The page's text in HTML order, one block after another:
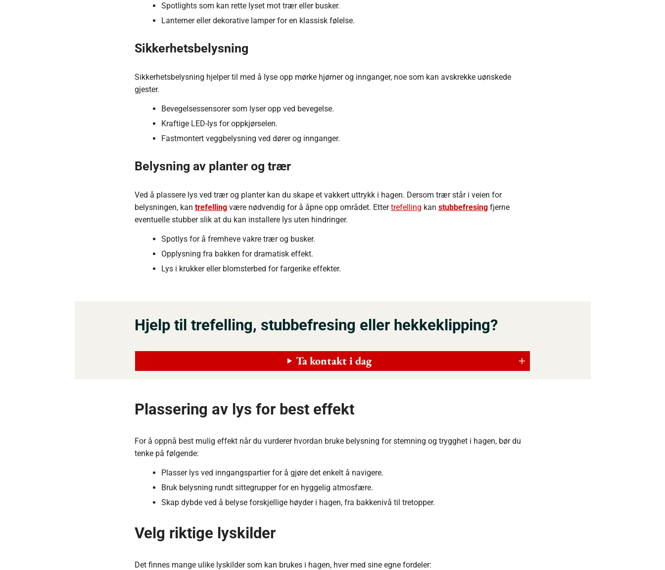
Spotlights som kan rette lyset mot trær eller busker.
Lanterner eller dekorative lamper for en klassisk følelse.
Sikkerhetsbelysning
Sikkerhetsbelysning hjelper til med å lyse opp mørke hjørner og innganger, noe som kan avskrekke uønskede
gjester.
Bevegelsessensorer som lyser opp ved bevegelse.
Kraftige LED-lys for oppkjørselen.
Fastmontert veggbelysning ved dører og innganger.
Belysning av planter og trær
Ved å plassere lys ved trær og planter kan du skape et vakkert uttrykk i hagen. Dersom trær står i veien for
belysningen, kan trefelling være nødvendig for å åpne opp området. Ettertrefelling kan stubbefresing fjerne
eventuelle stubber slik at du kan installere lys uten hindringer.
Spotlys for å fremheve vakre trær og busker.
Opplysning fra bakken for dramatisk effekt.
Lys i krukker eller blomsterbed for fargerike effekter.
Hjelp til trefelling, stubbefresing eller hekkeklipping?
Ta kontakt i dag
Plassering av lys for best effekt
For å oppnå best mulig effekt når du vurderer hvordan bruke belysning for stemning og trygghet i hagen, bør du
tenke på følgende:
Plasser lys ved inngangspartier for å gjøre det enkelt å navigere.
Bruk belysning rundt sittegrupper for en hyggelig atmosfære.
Skap dybde ved å belyse forskjellige høyder i hagen, fra bakkenivå til tretopper.
Velg riktige lyskilder
Det finnes mange ulike lyskilder som kan brukes i hagen, hver med sine egne fordeler: